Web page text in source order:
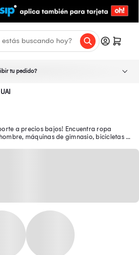
tu pedido?
a precios bajos! Encuentra ropa
máquinas de gimnasio, bicicletas y